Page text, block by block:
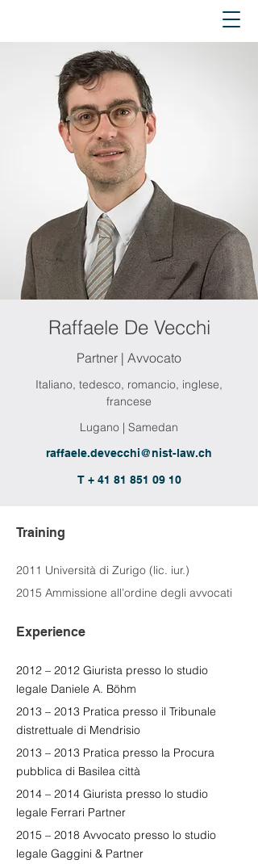
Raffaele De Vecchi
Partner | Avvocato
Italiano, tedesco, romancio, inglese,
francese
Lugano | Samedan
raffaele.devecchi@nist-law.ch
T + 41 81 851 09 10
Training
2011 Università di Zurigo (lic. iur.)
2015 Ammissione all’ordine degli avvocati
Experience
2012 – 2012 Giurista presso lo studio
legale Daniele A. Böhm
2013 – 2013 Pratica presso il Tribunale
distrettuale di Mendrisio
2013 – 2013 Pratica presso la Procura
pubblica di Basilea città
2014 – 2014 Giurista presso lo studio
legale Ferrari Partner
2015 – 2018 Avvocato presso lo studio
legale Gaggini & Partner